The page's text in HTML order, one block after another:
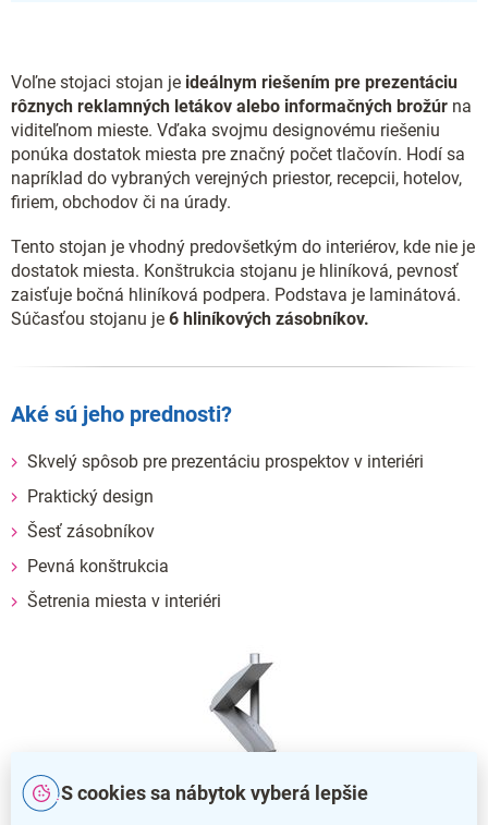
S cookies sa nábytok vyberá lepšie
Voľne stojaci stojan je ideálnym riešením pre prezentáciu
rôznych reklamných letákov alebo informačných brožúr na
viditeľnom mieste. Vďaka svojmu designovému riešeniu
ponúka dostatok miesta pre značný počet tlačovín. Hodí sa
napríklad do vybraných verejných priestor, recepcii, hotelov,
firiem, obchodov či na úrady.
Tento stojan je vhodný predovšetkým do interiérov, kde nie je
dostatok miesta. Konštrukcia stojanu je hliníková, pevnosť
zaisťuje bočná hliníková podpera. Podstava je laminátová.
Súčasťou stojanu je 6 hliníkových zásobníkov.
Aké sú jeho prednosti?
Skvelý spôsob pre prezentáciu prospektov v interiéri
Praktický design
Šesť zásobníkov
Pevná konštrukcia
Šetrenia miesta v interiéri